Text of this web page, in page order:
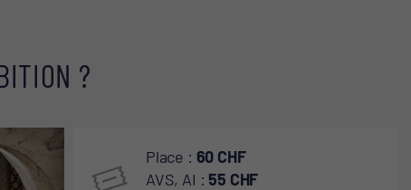
?
Place : 60 CHF
AVS, AI : 55 CHF